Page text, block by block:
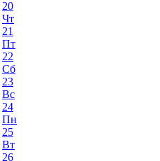
20
Чт
21
Пт
22
Сб
23
Вс
24
Пн
25
Вт
26